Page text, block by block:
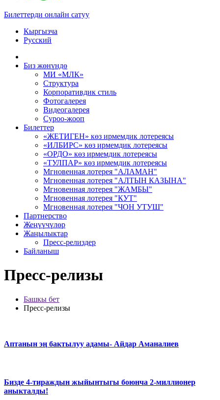
Билеттерди онлайн сатуу
Кыргызча
Русский
Биз жөнүндө
МИ «МЛК»
Структура
Корпоративдик стиль
Фотогалерея
Видеогалерея
Суроо-жооп
Билеттер
«ЖЕТИГЕН» көз ирмемдик лотереясы
«ИЛБИРС» көз ирмемдик лотереясы
«ОРДО» көз ирмемдик лотереясы
«ТУЛПАР» көз ирмемдик лотереясы
Мгновенная лотерея "АЛАМАН"
Мгновенная лотерея "АЛТЫН КАЗЫНА"
Мгновенная лотерея "ЖАМБЫ"
Мгновенная лотерея "КУТ"
Мгновенная лотерея "ЧОН УТУШ"
Партнерство
Жеңүүчүлөр
Жаңылыктар
Пресс-релиздер
Байланыш
Пресс-релизы
Башкы бет
Пресс-релизы
Аптанын эң бактылуу адамы- Айдар Аманалиев
Бизде 4-тираждын жыйынтыгы боюнча 2-миллионер
аныкталды!